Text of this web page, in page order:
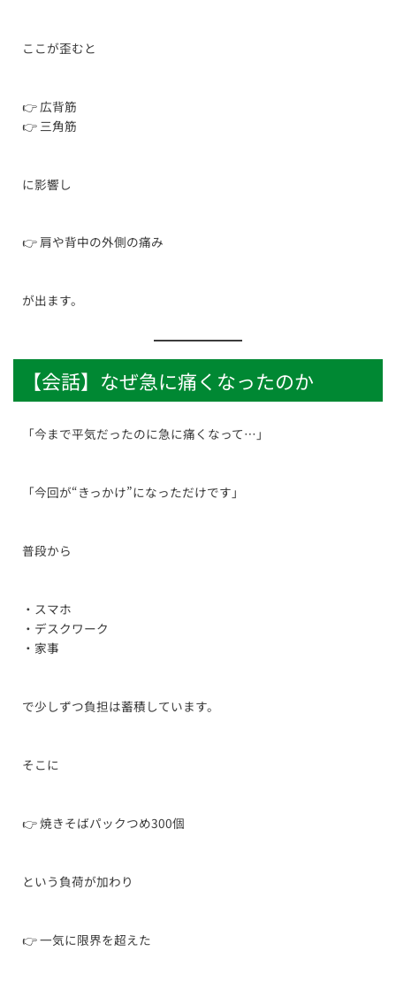
ここが歪むと
👉 広背筋
👉 三角筋
に影響し
👉 肩や背中の外側の痛み
が出ます。
【会話】なぜ急に痛くなったのか
「今まで平気だったのに急に痛くなって…」
「今回が“きっかけ”になっただけです」
普段から
・スマホ
・デスクワーク
・家事
で少しずつ負担は蓄積しています。
そこに
👉 焼きそばパックつめ300個
という負荷が加わり
👉 一気に限界を超えた